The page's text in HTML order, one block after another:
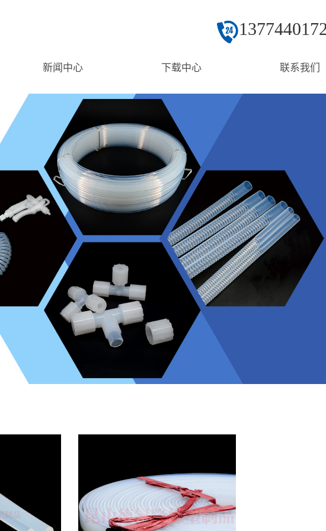
新闻中心 下载中心 联系我们